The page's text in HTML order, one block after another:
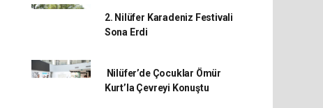
2. Nilüfer Karadeniz Festivali
Sona Erdi
Nilüfer’de Çocuklar Ömür
Kurt’la Çevreyi Konuştu